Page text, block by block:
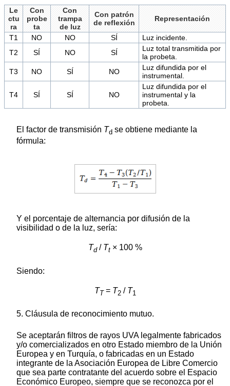
Le
ctu
ra
Con
probe
ta
Con
trampa
de luz
Con patrón
de reflexión
Representación
T1 NO NO SÍ
Luz incidente.
T2
SÍ NO SÍ
Luz total transmitida por
la probeta.
T3
NO SÍ NO
Luz difundida por el
instrumental.
T4 SÍ SÍ NO
Luz difundida por el
instrumental y la
probeta.
El factor de transmisión Td se obtiene mediante la
fórmula:
Y el porcentaje de alternancia por difusión de la
visibilidad o de la luz, sería:
Td/ Tt× 100 %
Siendo:
TT= T2/ T1
5. Cláusula de reconocimiento mutuo.
Se aceptarán filtros de rayos UVA legalmente fabricados
y/o comercializados en otro Estado miembro de la Unión
Europea y en Turquía, o fabricadas en un Estado
integrante de la Asociación Europea de Libre Comercio
que sea parte contratante del acuerdo sobre el Espacio
Económico Europeo, siempre que se reconozca por el